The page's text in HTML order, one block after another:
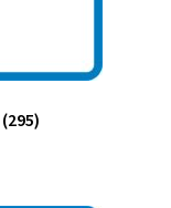
(295)